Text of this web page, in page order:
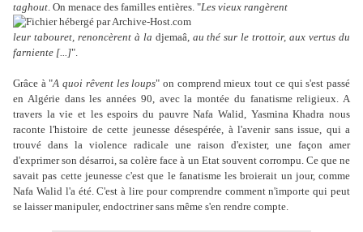
taghout. On menace des familles entières. "Les vieux rangèrent
leur tabouret, renoncèrent à la djemaâ, au thé sur le trottoir, aux vertus du
farniente [...]".
Grâce à "A quoi rêvent les loups" on comprend mieux tout ce qui s'est passé
en Algérie dans les années 90, avec la montée du fanatisme religieux. A
travers la vie et les espoirs du pauvre Nafa Walid, Yasmina Khadra nous
raconte l'histoire de cette jeunesse désespérée, à l'avenir sans issue, qui a
trouvé dans la violence radicale une raison d'exister, une façon amer
d'exprimer son désarroi, sa colère face à un Etat souvent corrompu. Ce que ne
savait pas cette jeunesse c'est que le fanatisme les broierait un jour, comme
Nafa Walid l'a été. C'est à lire pour comprendre comment n'importe qui peut
se laisser manipuler, endoctriner sans même s'en rendre compte.